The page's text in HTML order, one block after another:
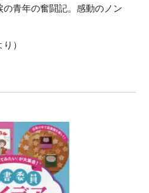
の青年の奮闘記。感動のノン
）